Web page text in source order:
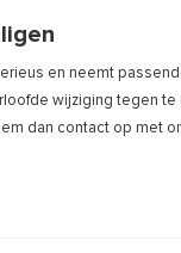
en neemt
wijziging tegen
dan contact op met